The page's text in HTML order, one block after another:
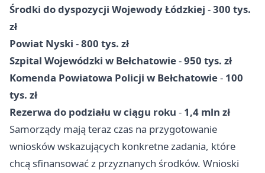
Środki do dyspozycji Wojewody Łódzkiej -300 tys.
zł
Powiat Nyski -800 tys. zł
Szpital Wojewódzki w Bełchatowie-950 tys. zł
Komenda Powiatowa Policji w Bełchatowie- 100
tys. zł
Rezerwa do podziału w ciągu roku - 1,4 mln zł
Samorządy mają teraz czas na przygotowanie
wniosków wskazujących konkretne zadania, które
chcą sfinansować z przyznanych środków. Wnioski